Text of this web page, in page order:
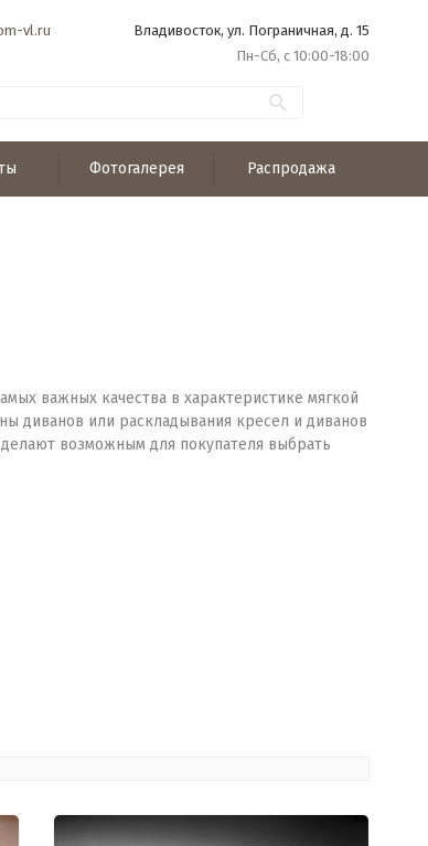
vl.ru
Владивосток, ул. Пограничная, д. 15
Пн-Сб, с 10:00-18:00
Фотогалерея Распродажа
важных качества в характеристике мягкой
диванов или раскладывания кресел и диванов
возможным для покупателя выбрать